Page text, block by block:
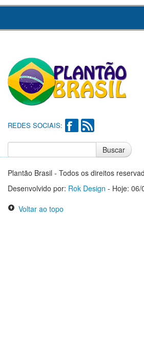
REDES SOCIAIS:
Buscar
Plantão Brasil - Todos os direitos
Desenvolvido por: Rok Design - Hoje: 06/
Voltar ao topo